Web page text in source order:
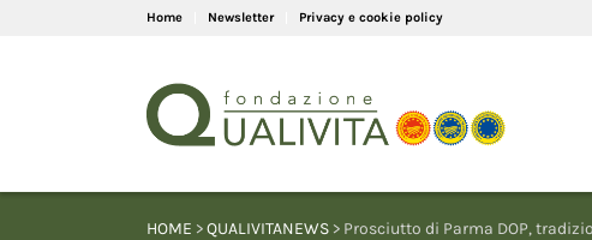
Home Newsletter Privacy e cookie policy
HOME >QUALIVITANEWS > Prosciutto di Parma DOP,